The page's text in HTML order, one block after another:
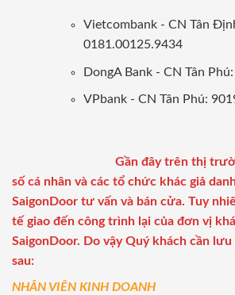
Vietcombank - CN Tân
0181.00125.9434
DongA Bank - CN Tân
VPbank - CN Tân Phú:
Gần đây trên thị
số cá nhân và các tổ chức khác giả
SaigonDoor tư vấn và bán cửa. Tuy
tế giao đến công trình lại của đơn vị
SaigonDoor. Do vậy Quý khách cần lưu
sau:
NHÂN VIÊN KINH DOANH